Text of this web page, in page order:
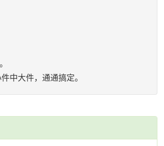
中大件，通通搞定。